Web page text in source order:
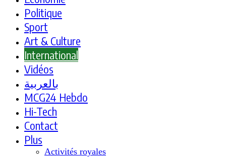
Politique
Sport
Art & Culture
International
Vidéos
بالعربية
MCG24 Hebdo
Hi-Tech
Contact
Plus
Activités royales